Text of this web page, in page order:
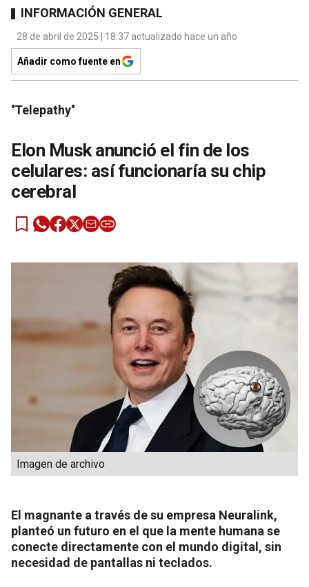
INFORMACIÓN GENERAL
28 de abril de 2025 | 18:37 actualizado hace un año
Añadir como fuente en
''Telepathy''
Elon Musk anunció el fin de los
celulares: así funcionaría su chip
cerebral
Imagen de archivo
El magnante a través de su empresa Neuralink,
planteó un futuro en el que la mente humana se
conecte directamente con el mundo digital, sin
necesidad de pantallas ni teclados.